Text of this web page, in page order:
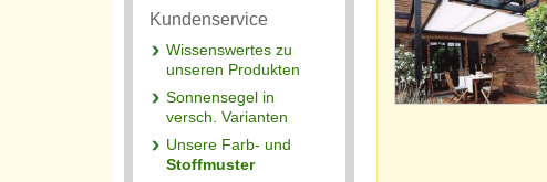
Kundenservice
Wissenswertes zu
unseren Produkten
Sonnensegel in
versch. Varianten
Unsere Farb- und
Stoffmuster